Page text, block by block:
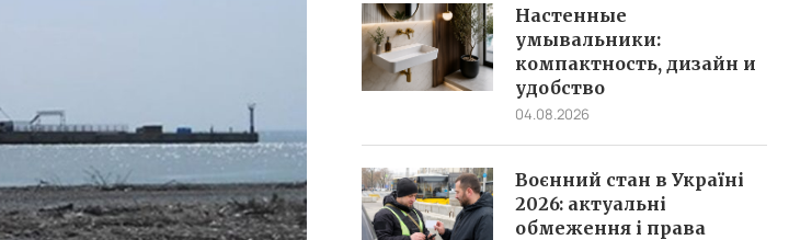
Настенные
умывальники:
компактность, дизайн и
удобство
04.08.2026
Воєнний стан в Україні
2026: актуальні
обмеження і права